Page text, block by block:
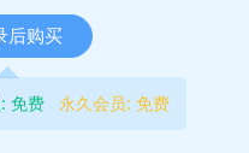
后购买
免费 永久会员: 免费